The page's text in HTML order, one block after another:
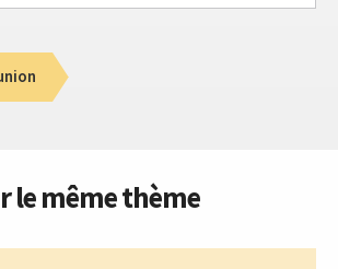
le même thème